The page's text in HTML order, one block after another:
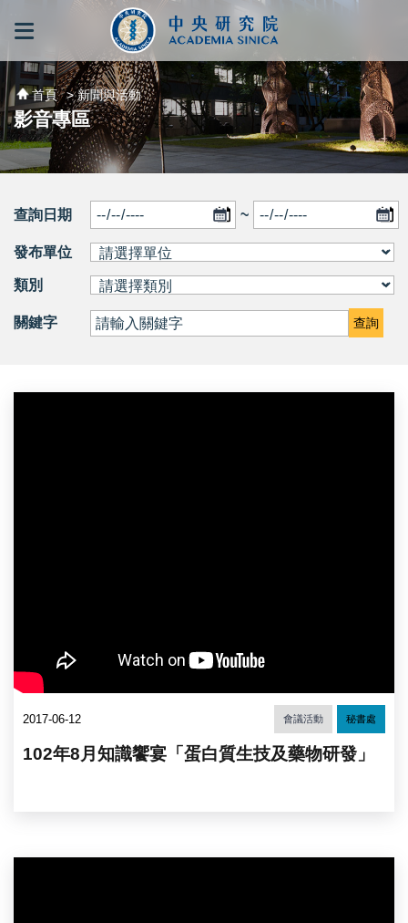
跳到主要內容區塊
首頁 > 新聞與活動
影音專區
查詢日期 ~
發布單位
類別
關鍵字 查詢
2017-06-12 會議活動 秘書處
102年8月知識饗宴「蛋白質生技及藥物研發」